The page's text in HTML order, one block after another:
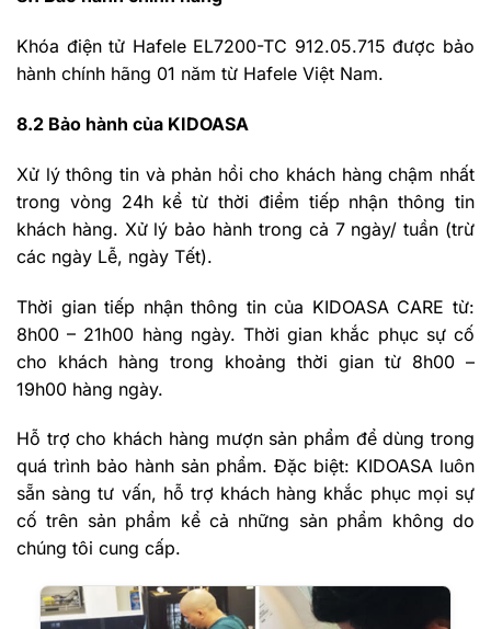
Khóa điện tử Hafele EL7200-TC 912.05.715 được bảo
hành chính hãng 01 năm từ Hafele Việt Nam.
8.2 Bảo hành của KIDOASA
Xử lý thông tin và phản hồi cho khách hàng chậm nhất
trong vòng 24h kể từ thời điểm tiếp nhận thông tin
khách hàng. Xử lý bảo hành trong cả 7 ngày/ tuần (trừ
các ngày Lễ, ngày Tết).
Thời gian tiếp nhận thông tin của KIDOASA CARE từ:
8h00 – 21h00 hàng ngày. Thời gian khắc phục sự cố
cho khách hàng trong khoảng thời gian từ 8h00 –
19h00 hàng ngày.
Hỗ trợ cho khách hàng mượn sản phẩm để dùng trong
quá trình bảo hành sản phẩm. Đặc biệt: KIDOASA luôn
sẵn sàng tư vấn, hỗ trợ khách hàng khắc phục mọi sự
cố trên sản phẩm kể cả những sản phẩm không do
chúng tôi cung cấp.